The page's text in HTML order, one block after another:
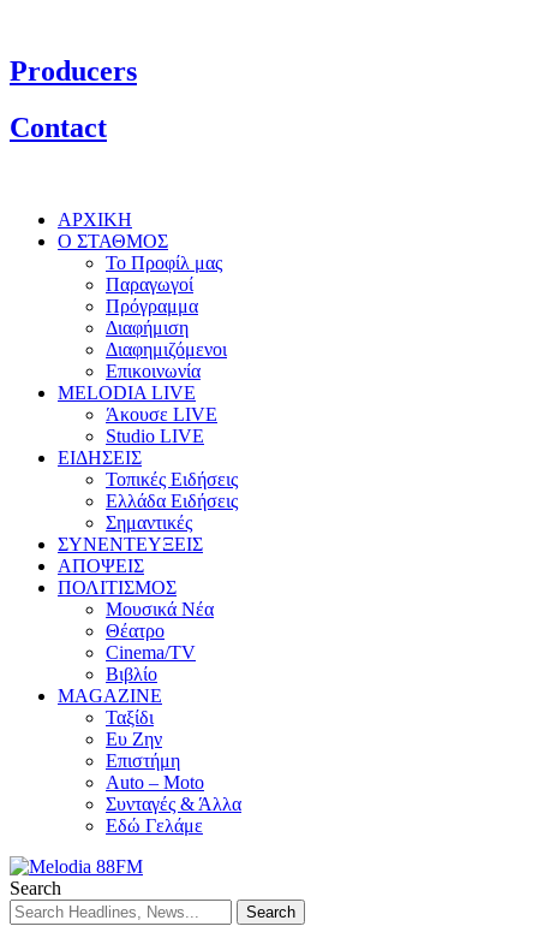
Producers
Contact
ΑΡΧΙΚΗ
Ο ΣΤΑΘΜΟΣ
Το Προφίλ μας
Παραγωγοί
Πρόγραμμα
Διαφήμιση
Διαφημιζόμενοι
Επικοινωνία
MELODIA LIVE
Άκουσε LIVE
Studio LIVE
ΕΙΔΗΣΕΙΣ
Τοπικές Ειδήσεις
Ελλάδα Ειδήσεις
Σημαντικές
ΣΥΝΕΝΤΕΥΞΕΙΣ
ΑΠΟΨΕΙΣ
ΠΟΛΙΤΙΣΜΟΣ
Μουσικά Νέα
Θέατρο
Cinema/TV
Βιβλίο
MAGAZINE
Ταξίδι
Ευ Ζην
Επιστήμη
Auto – Moto
Συνταγές & Άλλα
Εδώ Γελάμε
Search